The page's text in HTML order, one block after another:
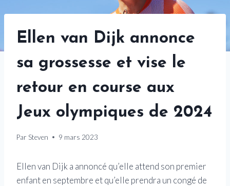
Ellen van Dijk annonce
sa grossesse et vise le
retour en course aux
Jeux olympiques de 2024
Par Steven 9 mars 2023
Ellen van Dijk a annoncé qu’elle attend son premier
enfant en septembre et qu’elle prendra un congé de